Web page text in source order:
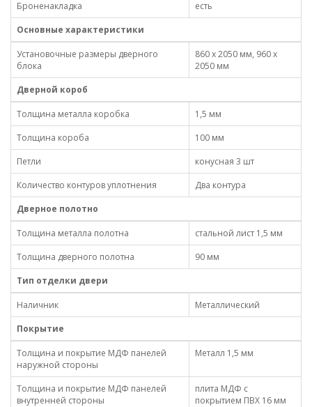
Броненакладка
есть
Основные характеристики
Установочные размеры дверного
блока
860 x 2050 мм, 960 x
2050 мм
Дверной короб
Толщина металла коробка
1,5 мм
Толщина короба
100 мм
Петли
конусная 3 шт
Количество контуров уплотнения
Два контура
Дверное полотно
Толщина металла полотна
стальной лист 1,5 мм
Толщина дверного полотна
90 мм
Тип отделки двери
Наличник
Металлический
Покрытие
Толщина и покрытие МДФ панелей
наружной стороны
Металл 1,5 мм
Толщина и покрытие МДФ панелей
внутренней стороны
плита МДФ с
покрытием ПВХ 16 мм